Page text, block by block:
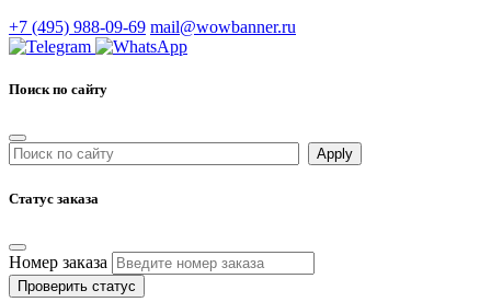
+7 (495) 988-09-69 mail@wowbanner.ru
Поиск по сайту
Статус заказа
Номер заказа
Проверить статус